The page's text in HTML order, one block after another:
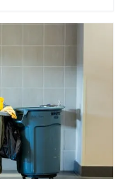
na wartość
na zapewnienie
wpływa na
najemców.